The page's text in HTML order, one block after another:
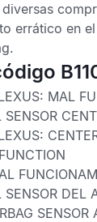
errático en
.
MAL
DEL
SENSOR